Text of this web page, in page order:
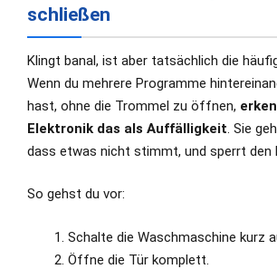
schließen
Klingt banal, ist aber tatsächlich die
Wenn du mehrere Programme
hast, ohne die Trommel zu öffnen,
Elektronik das als Auffälligkeit. Sie
dass etwas nicht stimmt, und sperrt den
So gehst du vor:
Schalte die Waschmaschine kurz
Öffne die Tür komplett.